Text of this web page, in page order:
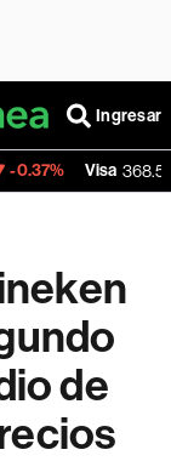
Ingresar
368.54 -0.28%
de